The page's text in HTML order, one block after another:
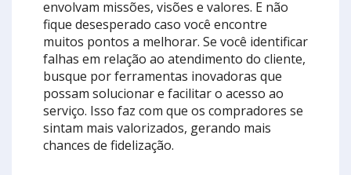
envolvam missões, visões e valores. E não
fique desesperado caso você encontre
muitos pontos a melhorar. Se você identificar
falhas em relação ao atendimento do cliente,
busque por ferramentas inovadoras que
possam solucionar e facilitar o acesso ao
serviço. Isso faz com que os compradores se
sintam mais valorizados, gerando mais
chances de fidelização.